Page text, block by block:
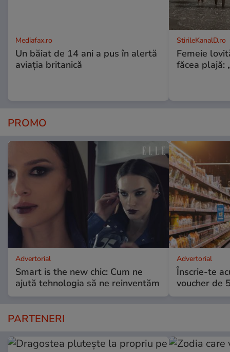
Mediafax.ro
Un băiat de 14 ani a pus în alertă
aviația britanică
StirileKanalD.ro
Femeie
făcea plajă:
PROMO
Advertorial
Smart is the new chic: Cum ne
ajută tehnologia să ne reinventăm
Advertorial
Înscrie-te
voucher de
PARTENERI